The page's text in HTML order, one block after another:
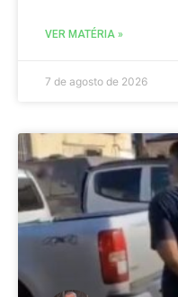
VER MATÉRIA »
7 de agosto de 2026